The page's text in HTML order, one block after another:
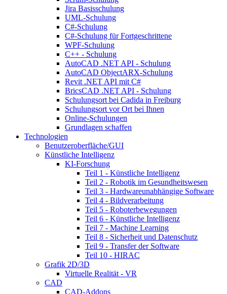
Jira Basisschulung
UML-Schulung
C#-Schulung
C#-Schulung für Fortgeschrittene
WPF-Schulung
C++ - Schulung
AutoCAD .NET API - Schulung
AutoCAD ObjectARX-Schulung
Revit .NET API mit C#
BricsCAD .NET API - Schulung
Schulungsort bei Cadida in Freiburg
Schulungsort vor Ort bei Ihnen
Online-Schulungen
Grundlagen schaffen
Technologien
Benutzeroberfläche/GUI
Künstliche Intelligenz
KI-Forschung
Teil 1 - Künstliche Intelligenz
Teil 2 - Robotik im Gesundheitswesen
Teil 3 - Hardwareunabhängige Software
Teil 4 - Bildverarbeitung
Teil 5 - Roboterbewegungen
Teil 6 - Künstliche Intelligenz
Teil 7 - Machine Learning
Teil 8 - Sicherheit und Datenschutz
Teil 9 - Transfer der Software
Teil 10 - HIRAC
Grafik 2D/3D
Virtuelle Realität - VR
CAD
CAD-Addons